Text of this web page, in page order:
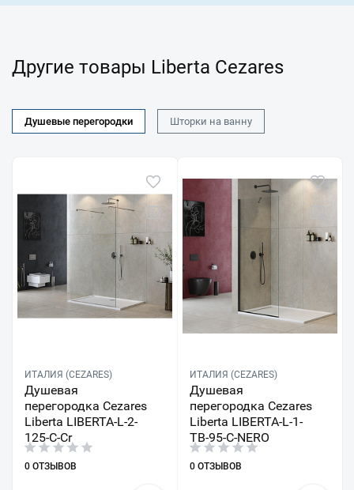
Другие товары Liberta Cezares
Душевые перегородки Шторки на ванну
ИТАЛИЯ (CEZARES)
Душевая
перегородка Cezares
Liberta LIBERTA-L-2-
125-C-Cr
0 ОТЗЫВОВ
ИТАЛИЯ (CEZARES)
Душевая
перегородка Cezares
Liberta LIBERTA-L-1-
TB-95-C-NERO
0 ОТЗЫВОВ